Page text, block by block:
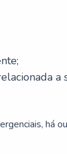
há